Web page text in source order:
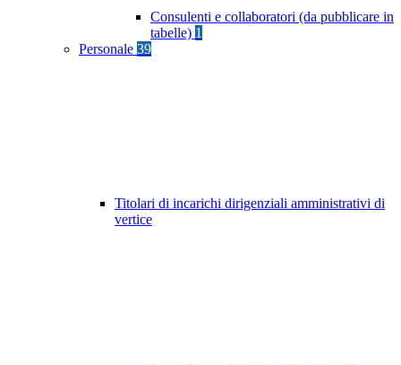
Consulenti e collaboratori (da pubblicare in
tabelle) 1
Personale 39
Titolari di incarichi dirigenziali amministrativi di
vertice